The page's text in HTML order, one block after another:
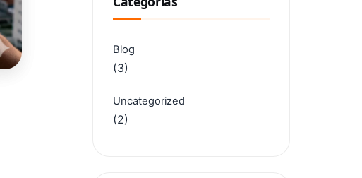
Blog
(3)
Uncategorized
(2)